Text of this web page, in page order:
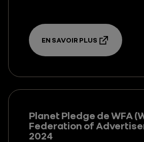
EN SAVOIR PLUS
Planet Pledge de WFA
Federation of
2024